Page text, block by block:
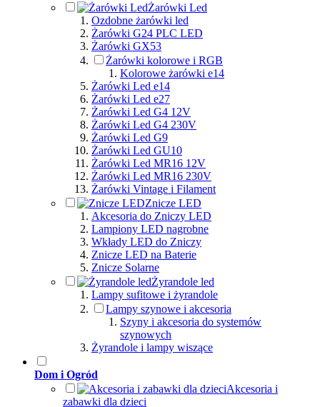
Żarówki Led
Ozdobne żarówki led
Żarówki G24 PLC LED
Żarówki GX53
Żarówki kolorowe i RGB
Kolorowe żarówki e14
Żarówki Led e14
Żarówki Led e27
Żarówki Led G4 12V
Żarówki Led G4 230V
Żarówki Led G9
Żarówki Led GU10
Żarówki Led MR16 12V
Żarówki Led MR16 230V
Żarówki Vintage i Filament
Znicze LED
Akcesoria do Zniczy LED
Lampiony LED nagrobne
Wkłady LED do Zniczy
Znicze LED na Baterie
Znicze Solarne
Żyrandole led
Lampy sufitowe i żyrandole
Lampy szynowe i akcesoria
Szyny i akcesoria do systemów
szynowych
Żyrandole i lampy wiszące
Dom i Ogród
Akcesoria i
zabawki dla dzieci